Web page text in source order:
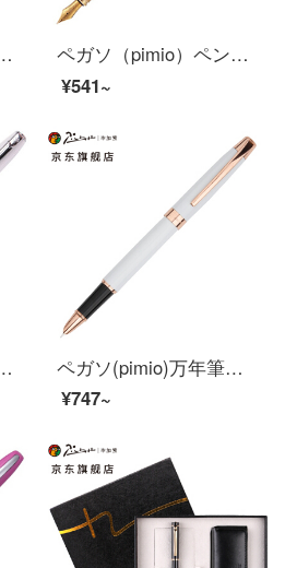
用0.5 mmインクペンポールシリーズ988明るい赤色
ペガソ（pimio）ペンサインペン男性女性ビジネス成人執務学生用0.5 mmインクペンポールシリーズ988パールホワイト
¥541~
習字インクペン0.5 mm曼陀林シリーズ717磁器白色
ペガソ(pimio)万年筆の財務のペンは特に細くて0.38 mmペン先の男性の女史の成人の学生は字のペンを訓練しますで帝奇のシリーズの920白色を使います
¥747~